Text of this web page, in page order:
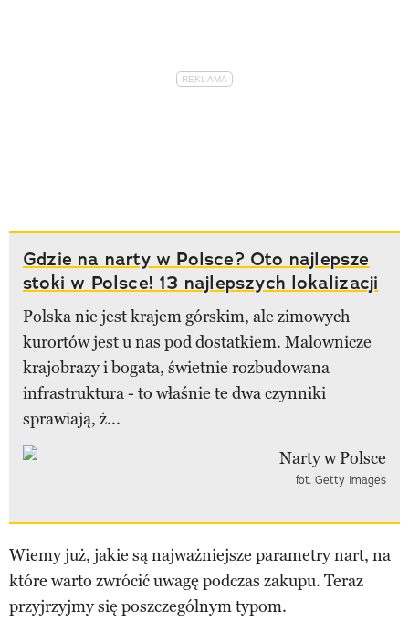
Gdzie na narty w Polsce? Oto najlepsze
stoki w Polsce! 13 najlepszych lokalizacji
Polska nie jest krajem górskim, ale zimowych
kurortów jest u nas pod dostatkiem. Malownicze
krajobrazy i bogata, świetnie rozbudowana
infrastruktura - to właśnie te dwa czynniki
sprawiają, ż...
fot. Getty Images
Wiemy już, jakie są najważniejsze parametry nart, na
które warto zwrócić uwagę podczas zakupu. Teraz
przyjrzyjmy się poszczególnym typom.